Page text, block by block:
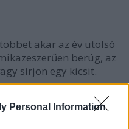
Personal Information
akar az év utolsó
berúg, az
sírjon egy kicsit.
kap az a néző, aki